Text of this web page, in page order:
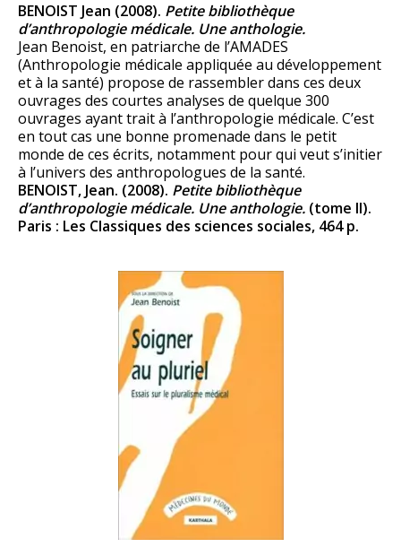
BENOIST Jean (2008). Petite bibliothèque
d’anthropologie médicale. Une anthologie.
Jean Benoist, en patriarche de l’AMADES
(Anthropologie médicale appliquée au développement
et à la santé) propose de rassembler dans ces deux
ouvrages des courtes analyses de quelque 300
ouvrages ayant trait à l’anthropologie médicale. C’est
en tout cas une bonne promenade dans le petit
monde de ces écrits, notamment pour qui veut s’initier
à l’univers des anthropologues de la santé.
BENOIST, Jean. (2008). Petite bibliothèque
d’anthropologie médicale. Une anthologie. (tome II).
Paris : Les Classiques des sciences sociales, 464 p.